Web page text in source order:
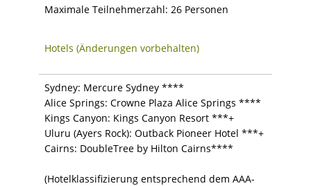
Maximale Teilnehmerzahl: 26 Personen
Hotels (Änderungen vorbehalten)
Sydney: Mercure Sydney ****
Alice Springs: Crowne Plaza Alice Springs ****
Kings Canyon: Kings Canyon Resort ***+
Uluru (Ayers Rock): Outback Pioneer Hotel ***+
Cairns: DoubleTree by Hilton Cairns****
(Hotelklassifizierung entsprechend dem AAA-